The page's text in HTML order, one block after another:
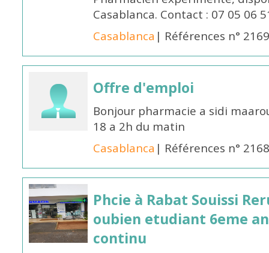
Casablanca. Contact : 07 05 06
Casablanca | Références n°
Offre d'emploi
Bonjour pharmacie a sidi
18 a 2h du matin
Casablanca | Références n°
Phcie à Rabat Souissi
oubien etudiant 6eme
continu